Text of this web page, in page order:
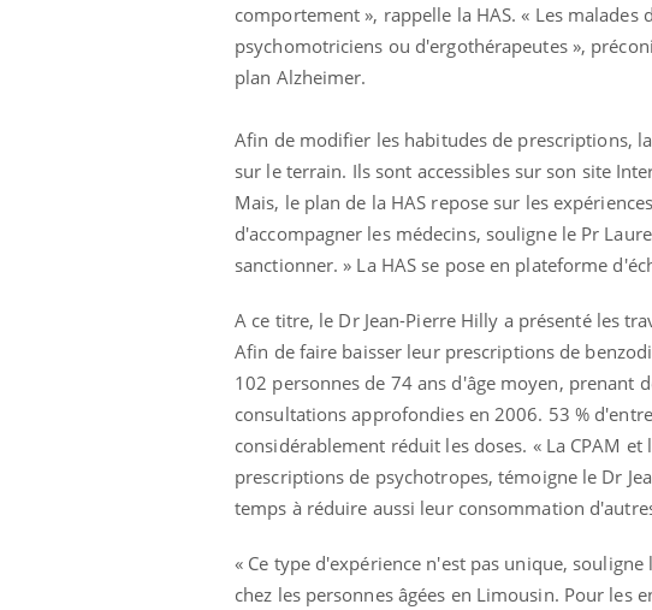
comportement », rappelle la HAS. « Les
psychomotriciens ou d'ergothérapeutes »,
plan Alzheimer.
Afin de modifier les habitudes de prescriptions,
sur le terrain. Ils sont accessibles sur son site
Mais, le plan de la HAS repose sur les
d'accompagner les médecins, souligne le Pr
sanctionner. » La HAS se pose en plateforme
A ce titre, le Dr Jean-Pierre Hilly a présenté les
Afin de faire baisser leur prescriptions de
102 personnes de 74 ans d'âge moyen, prenant
consultations approfondies en 2006. 53 %
considérablement réduit les doses. « La CPAM
prescriptions de psychotropes, témoigne le Dr
temps à réduire aussi leur consommation
« Ce type d'expérience n'est pas unique,
chez les personnes âgées en Limousin. Pour les
Insuline & Charge mentale : et si on
En 2026, l'insuline dans le diabète de type 2
reste entourée d'idées reçues chez les
patients comme parfois chez les soignants.
Youtube
Eczéma
L'été arrive… et
rythme de vie !
soleil, activités
sont ...